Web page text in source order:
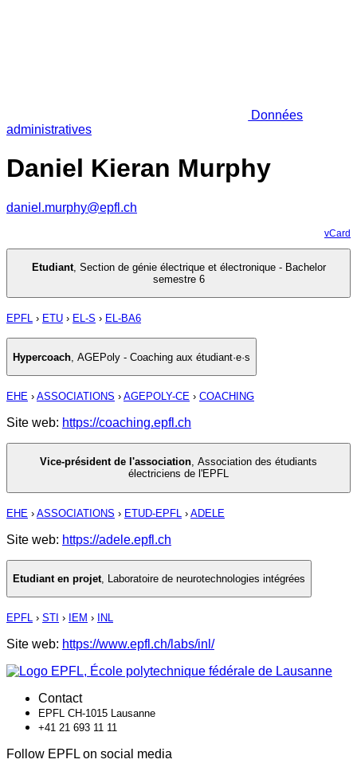
Données
administratives
Daniel Kieran Murphy
daniel.murphy@epfl.ch
vCard
Etudiant, Section de génie électrique et électronique - Bachelor
semestre 6
EPFL › ETU › EL-S › EL-BA6
Hypercoach AGEPoly - Coaching aux étudiant·e·s
EHE › ASSOCIATIONS › AGEPOLY-CE › COACHING
Site web: https://coaching.epfl.ch
Vice-président de l'association, Association des étudiants
électriciens de l'EPFL
EHE › ASSOCIATIONS › ETUD-EPFL › ADELE
Site web: https://adele.epfl.ch
Etudiant en projet, Laboratoire de neurotechnologies intégrées
EPFL › STI › IEM › INL
Site web: https://www.epfl.ch/labs/inl/
Contact
EPFL CH-1015 Lausanne
+41 21 693 11 11
Follow EPFL on social media